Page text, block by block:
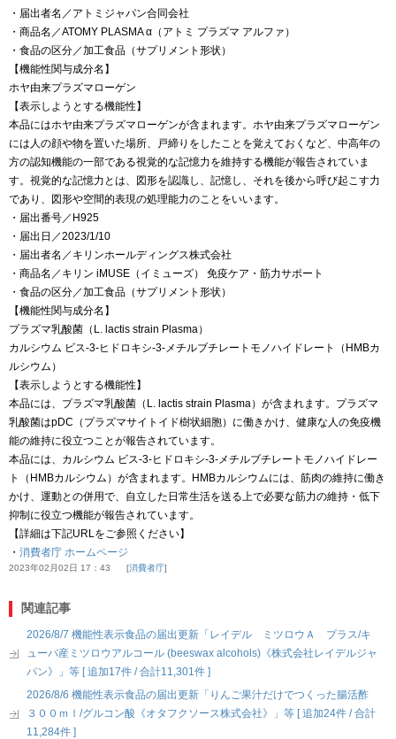
・届出者名／アトミジャパン合同会社
・商品名／ATOMY PLASMA α（アトミ プラズマ アルファ）
・食品の区分／加工食品（サプリメント形状）
【機能性関与成分名】
ホヤ由来プラズマローゲン
【表示しようとする機能性】
本品にはホヤ由来プラズマローゲンが含まれます。ホヤ由来プラズマローゲン
には人の顔や物を置いた場所、戸締りをしたことを覚えておくなど、中高年の
方の認知機能の一部である視覚的な記憶力を維持する機能が報告されていま
す。視覚的な記憶力とは、図形を認識し、記憶し、それを後から呼び起こす力
であり、図形や空間的表現の処理能力のことをいいます。
・届出番号／H925
・届出日／2023/1/10
・届出者名／キリンホールディングス株式会社
・商品名／キリン iMUSE（イミューズ） 免疫ケア・筋力サポート
・食品の区分／加工食品（サプリメント形状）
【機能性関与成分名】
プラズマ乳酸菌（L. lactis strain Plasma）
カルシウム ビス-3-ヒドロキシ-3-メチルブチレートモノハイドレート（HMBカ
ルシウム）
【表示しようとする機能性】
本品には、プラズマ乳酸菌（L. lactis strain Plasma）が含まれます。プラズマ
乳酸菌はpDC（プラズマサイトイド樹状細胞）に働きかけ、健康な人の免疫機
能の維持に役立つことが報告されています。
本品には、カルシウム ビス-3-ヒドロキシ-3-メチルブチレートモノハイドレー
ト（HMBカルシウム）が含まれます。HMBカルシウムには、筋肉の維持に働き
かけ、運動との併用で、自立した日常生活を送る上で必要な筋力の維持・低下
抑制に役立つ機能が報告されています。
【詳細は下記URLをご参照ください】
・ 消費者庁 ホームページ
2023年02月02日 17：43 消費者庁
関連記事
2026/8/7 機能性表示食品の届出更新「レイデル ミツロウＡ プラス/キ
ューバ産ミツロウアルコール (beeswax alcohols)《株式会社レイデルジャ
パン》」等 [ 追加17件 / 合計11,301件 ]
2026/8/6 機能性表示食品の届出更新「りんご果汁だけでつくった腸活酢
３００ｍｌ/グルコン酸《オタフクソース株式会社》」等 [ 追加24件 / 合計
11,284件 ]